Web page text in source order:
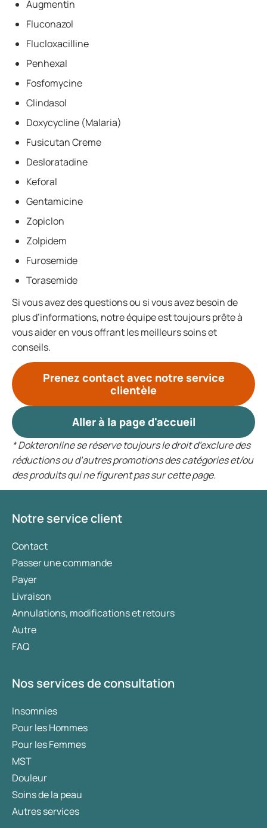
Augmentin
Fluconazol
Flucloxacilline
Penhexal
Fosfomycine
Clindasol
Doxycycline (Malaria)
Fusicutan Creme
Desloratadine
Keforal
Gentamicine
Zopiclon
Zolpidem
Furosemide
Torasemide
Si vous avez des questions ou si vous avez besoin de
plus d’informations, notre équipe est toujours prête à
vous aider en vous offrant les meilleurs soins et
conseils.
Prenez contact avec notre service
clientèle
Aller à la page d'accueil
* Dokteronline se réserve toujours le droit d’exclure des
réductions ou d’autres promotions des catégories et/ou
des produits qui ne figurent pas sur cette page.
Notre service client
Contact
Passer une commande
Payer
Livraison
Annulations, modifications et retours
Autre
FAQ
Nos services de consultation
Insomnies
Pour les Hommes
Pour les Femmes
MST
Douleur
Soins de la peau
Autres services